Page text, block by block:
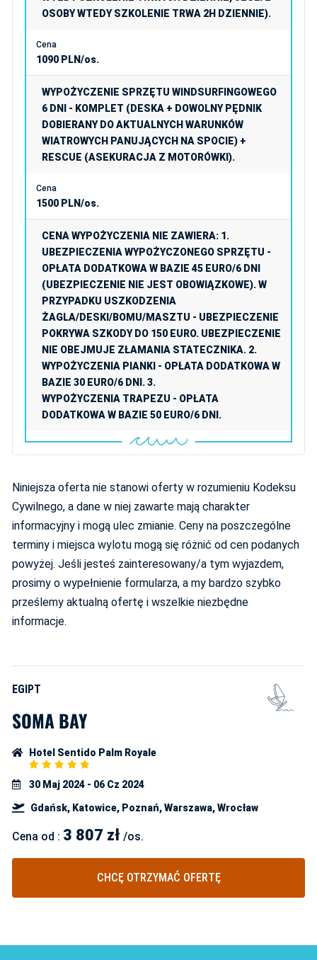
OSOBY WTEDY SZKOLENIE TRWA 2H DZIENNIE).
1090 PLN/os.
WYPOŻYCZENIE SPRZĘTU WINDSURFINGOWEGO
6 DNI - KOMPLET (DESKA + DOWOLNY PĘDNIK
DOBIERANY DO AKTUALNYCH WARUNKÓW
WIATROWYCH PANUJĄCYCH NA SPOCIE) +
RESCUE (ASEKURACJA Z MOTORÓWKI).
1500 PLN/os.
CENA WYPOŻYCZENIA NIE ZAWIERA: 1.
UBEZPIECZENIA WYPOŻYCZONEGO SPRZĘTU -
OPŁATA DODATKOWA W BAZIE 45 EURO/6 DNI
(UBEZPIECZENIE NIE JEST OBOWIĄZKOWE). W
PRZYPADKU USZKODZENIA
ŻAGLA/DESKI/BOMU/MASZTU - UBEZPIECZENIE
POKRYWA SZKODY DO 150 EURO. UBEZPIECZENIE
NIE OBEJMUJE ZŁAMANIA STATECZNIKA. 2.
WYPOŻYCZENIA PIANKI - OPŁATA DODATKOWA W
BAZIE 30 EURO/6 DNI. 3.
WYPOŻYCZENIA TRAPEZU - OPŁATA
DODATKOWA W BAZIE 50 EURO/6 DNI.
Niniejsza oferta nie stanowi oferty w rozumieniu Kodeksu
Cywilnego, a dane w niej zawarte mają charakter
informacyjny i mogą ulec zmianie. Ceny na poszczególne
terminy i miejsca wylotu mogą się różnić od cen podanych
powyżej. Jeśli jesteś zainteresowany/a tym wyjazdem,
prosimy o wypełnienie formularza, a my bardzo szybko
prześlemy aktualną ofertę i wszelkie niezbędne
informacje.
EGIPT
SOMA BAY
Hotel Sentido Palm Royale
5
Star
30 Maj 2024 - 06 Cz 2024
Gdańsk, Katowice, Poznań, Warszawa, Wrocław
Cena od : 3 807 zł /os.
CHCĘ OTRZYMAĆ OFERTĘ